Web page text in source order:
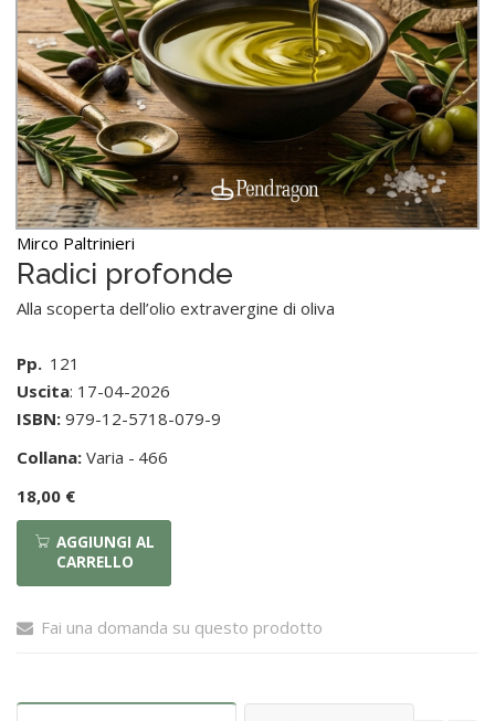
Mirco Paltrinieri
Radici profonde
Alla scoperta dell’olio extravergine di oliva
Pp. 121
Uscita: 17-04-2026
ISBN: 979-12-5718-079-9
Collana: Varia - 466
18,00 €
AGGIUNGI AL
CARRELLO
Fai una domanda su questo prodotto